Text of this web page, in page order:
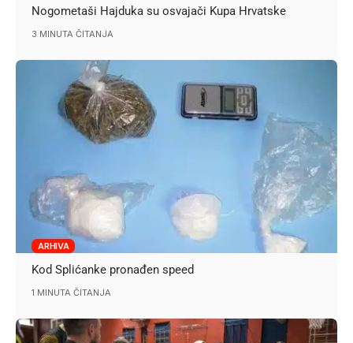
Nogometaši Hajduka su osvajači Kupa Hrvatske
3 MINUTA ČITANJA
ARHIVA
Kod Splićanke pronađen speed
1 MINUTA ČITANJA